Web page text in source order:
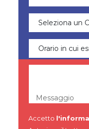
Messaggio
Accetto